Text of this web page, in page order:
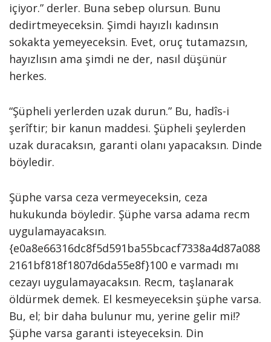
içiyor.” derler. Buna sebep olursun. Bunu
dedirtmeyeceksin. Şimdi hayızlı kadınsın
sokakta yemeyeceksin. Evet, oruç tutamazsın,
hayızlısın ama şimdi ne der, nasıl düşünür
herkes.
“Şüpheli yerlerden uzak durun.” Bu, hadîs-i
şerîftir; bir kanun maddesi. Şüpheli şeylerden
uzak duracaksın, garanti olanı yapacaksın. Dinde
böyledir.
Şüphe varsa ceza vermeyeceksin, ceza
hukukunda böyledir. Şüphe varsa adama recm
uygulamayacaksın.
{e0a8e66316dc8f5d591ba55bcacf7338a4d87a088
2161bf818f1807d6da55e8f}100 e varmadı mı
cezayı uygulamayacaksın. Recm, taşlanarak
öldürmek demek. El kesmeyeceksin şüphe varsa.
Bu, el; bir daha bulunur mu, yerine gelir mi!?
Şüphe varsa garanti isteyeceksin. Din